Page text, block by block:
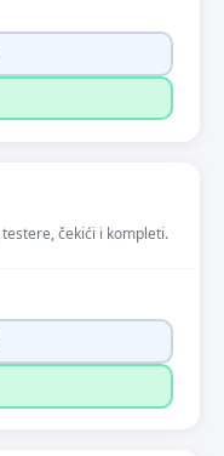
čekići i kompleti.